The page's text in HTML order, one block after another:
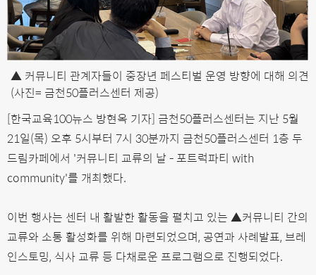
▲ 커뮤니티 관계자들이 중장년 페스티벌 운영 방향에 대해 의견
(사진= 금천50플러스센터 제공)
[한국교육100뉴스 방현옥 기자] 금천50플러스센터는 지난 5월
21일(목) 오후 5시부터 7시 30분까지 금천50플러스센터 1층 두
드림카페에서 '커뮤니티 교류의 날 - 포트럭파티 with
community'를 개최했다.
이번 행사는 센터 내 활발한 활동을 펼치고 있는 ▲커뮤니티 간의
교류와 소통 활성화를 위해 마련되었으며, 공연과 사례발표, 브레
인스토밍, 식사 교류 등 다채로운 프로그램으로 진행되었다.